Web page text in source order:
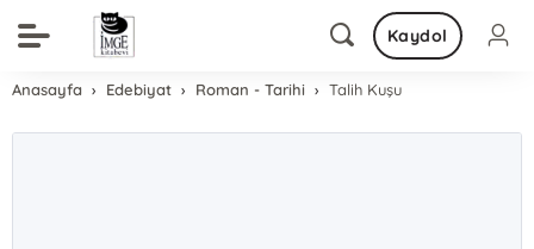
Kaydol
Anasayfa Edebiyat Roman - Tarihi Talih Kuşu